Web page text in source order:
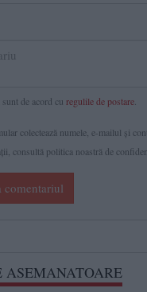
de acord cu regulile de postare
colectează numele, e-mailul şi
consultă politica noastră de
comentariul
ASEMANATOARE